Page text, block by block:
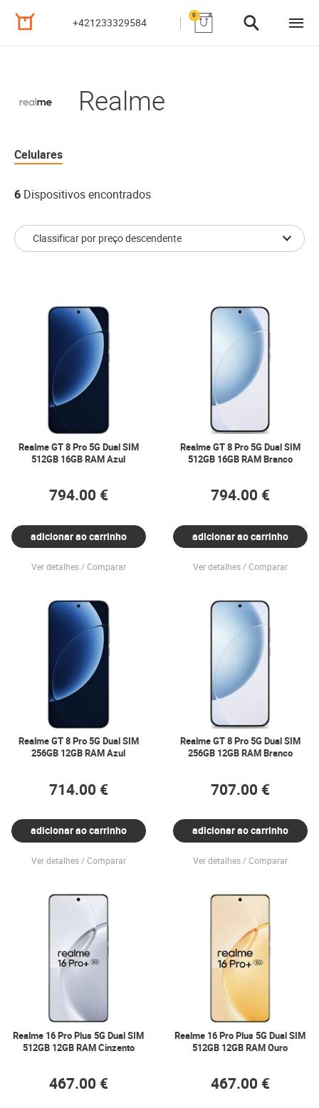
+421233329584
0
Realme
Celulares
6 Dispositivos encontrados
Realme GT 8 Pro 5G Dual SIM
512GB 16GB RAM Azul
794.00 €
adicionar ao carrinho
Ver detalhes Comparar
Realme GT 8 Pro 5G Dual SIM
512GB 16GB RAM Branco
794.00 €
adicionar ao carrinho
Ver detalhes Comparar
Realme GT 8 Pro 5G Dual SIM
256GB 12GB RAM Azul
714.00 €
adicionar ao carrinho
Ver detalhes Comparar
Realme GT 8 Pro 5G Dual SIM
256GB 12GB RAM Branco
707.00 €
adicionar ao carrinho
Ver detalhes Comparar
Realme 16 Pro Plus 5G Dual SIM
512GB 12GB RAM Cinzento
467.00 €
Realme 16 Pro Plus 5G Dual SIM
512GB 12GB RAM Ouro
467.00 €